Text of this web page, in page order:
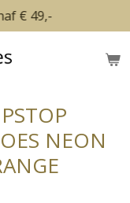
€ 49,-
NEON